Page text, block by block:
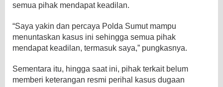
semua pihak mendapat keadilan.
“Saya yakin dan percaya Polda Sumut mampu
menuntaskan kasus ini sehingga semua pihak
mendapat keadilan, termasuk saya,” pungkasnya.
Sementara itu, hingga saat ini, pihak terkait belum
memberi keterangan resmi perihal kasus dugaan